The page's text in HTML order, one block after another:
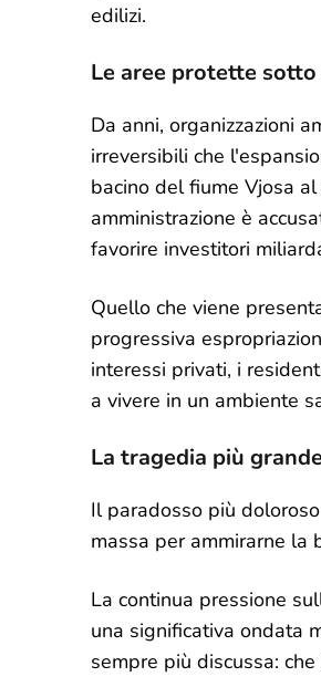
edilizi.
Le aree protette sotto
Da anni, organizzazioni
irreversibili che
bacino del fiume Vjosa
amministrazione è
favorire investitori
Quello che viene
progressiva
interessi privati, i
a vivere in un ambiente
La tragedia più
Il paradosso più
massa per ammirarne la
La continua pressione
una significativa ondata
sempre più discussa: